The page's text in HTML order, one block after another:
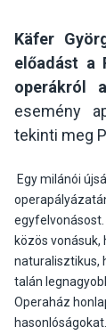
Käfer
előadást a
operákról
esemény
tekinti meg
Egy milánói
közös vonásuk,
naturalisztikus,
talán
Operaház